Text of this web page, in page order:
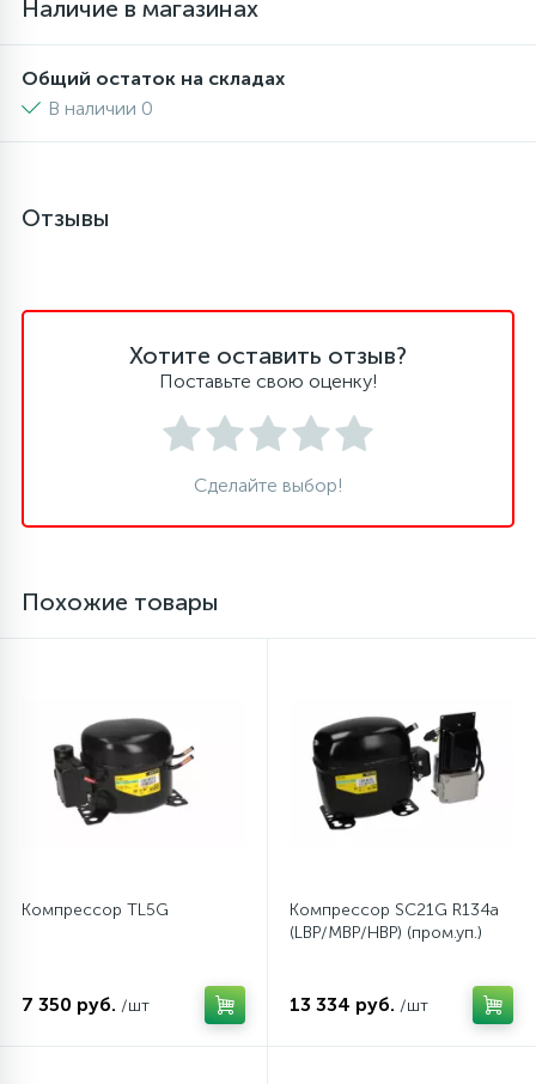
Сливные фильтры
Смазки
Стекла люка
Таходатчики
ТЭНы (нагревательные элементы)
Улитки помп
Шкивы барабана
Шланги слива
Электронные модули
30
Наличие в магазинах
Общий остаток на складах
В наличии 0
Отзывы
Хотите оставить отзыв?
Поставьте свою оценку!
Сделайте выбор!
Похожие товары
Компрессор TL5G
7 350 руб. /шт
Компрессор SC21G R134a
(LBP/MBP/HBP) (пром.уп.)
13 334 руб. /шт